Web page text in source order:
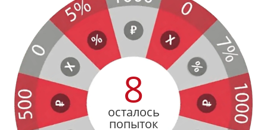
8
осталось
попыток